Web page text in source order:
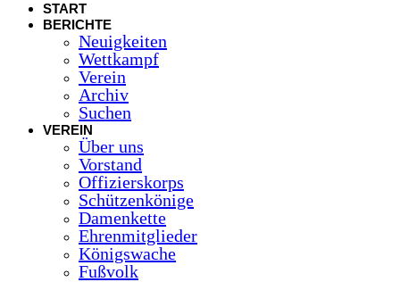
START
BERICHTE
Neuigkeiten
Wettkampf
Verein
Archiv
Suchen
VEREIN
Über uns
Vorstand
Offizierskorps
Schützenkönige
Damenkette
Ehrenmitglieder
Königswache
Fußvolk